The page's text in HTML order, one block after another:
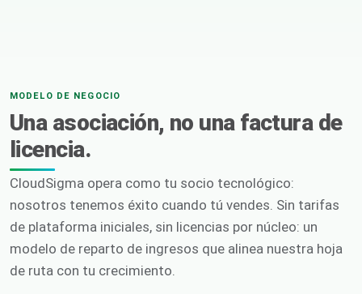
MODELO DE NEGOCIO
Una asociación, no una factura de
licencia.
CloudSigma opera como tu socio tecnológico:
nosotros tenemos éxito cuando tú vendes. Sin tarifas
de plataforma iniciales, sin licencias por núcleo: un
modelo de reparto de ingresos que alinea nuestra hoja
de ruta con tu crecimiento.